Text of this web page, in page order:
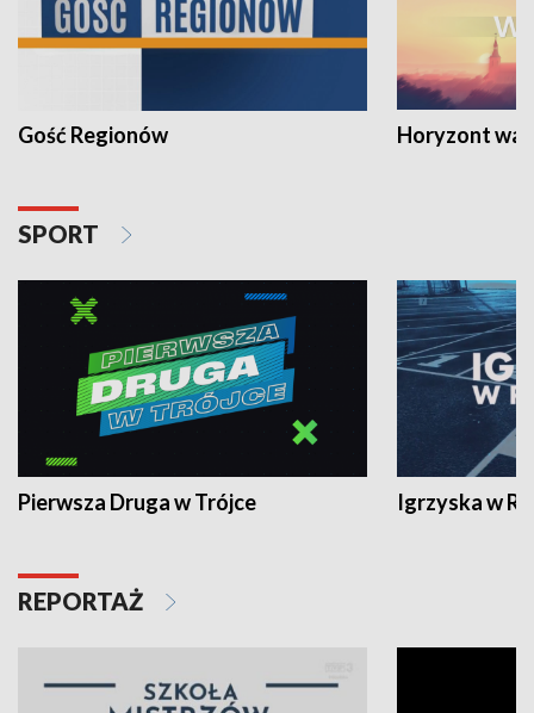
Gość Regionów Horyzont
SPORT
Pierwsza Druga w Trójce Igrzyska w
REPORTAŻ